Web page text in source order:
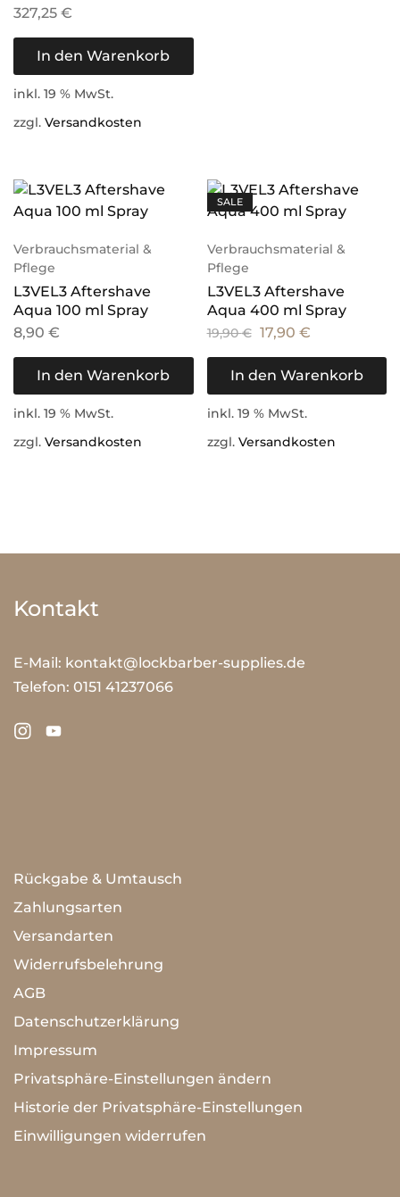
327,25 €
In den Warenkorb
inkl. 19 % MwSt.
zzgl. Versandkosten
Verbrauchsmaterial &
Pflege
L3VEL3 Aftershave
Aqua 100 ml Spray
8,90 €
In den Warenkorb
inkl. 19 % MwSt.
zzgl. Versandkosten
SALE
Verbrauchsmaterial &
Pflege
L3VEL3 Aftershave
Aqua 400 ml Spray
19,90€ 17,90 €
In den Warenkorb
inkl. 19 % MwSt.
zzgl. Versandkosten
Kontakt
E-Mail: kontakt@lockbarber-supplies.de
Telefon: 0151 41237066
Rückgabe & Umtausch
Zahlungsarten
Versandarten
Widerrufsbelehrung
AGB
Datenschutzerklärung
Impressum
Privatsphäre-Einstellungen ändern
Historie der Privatsphäre-Einstellungen
Einwilligungen widerrufen